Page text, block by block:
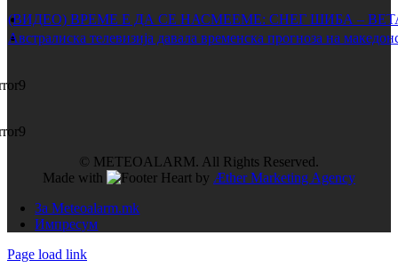
(ВИДЕО) ВРЕМЕ Е ДА СЕ НАСМЕЕМЕ: СНЕГ ШИБА –
Австралиска телевизија давала временска прогноза на
© METEOALARM. All Rights Reserved.
Made with
by Æther Marketing Agency
За Meteoalarm.mk
Импресум
Page load link